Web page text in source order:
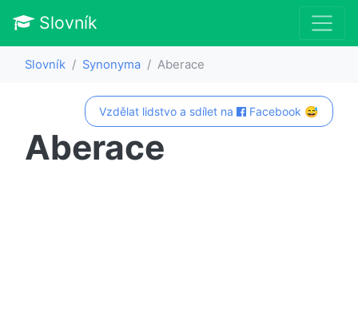
Slovník
Slovník Synonyma Aberace
Vzdělat lidstvo a sdílet na Facebook 😅
Aberace